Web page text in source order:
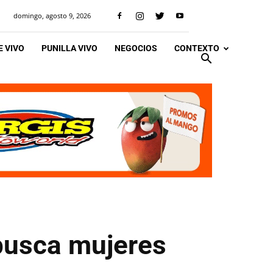
domingo, agosto 9, 2026
VIVO PUNILLA VIVO NEGOCIOS CONTEXTO
mujeres